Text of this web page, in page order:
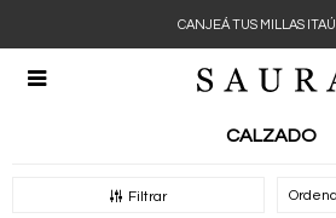

CANJEÁ TUS MILLAS ITAÚ
CALZADO
Filtrar